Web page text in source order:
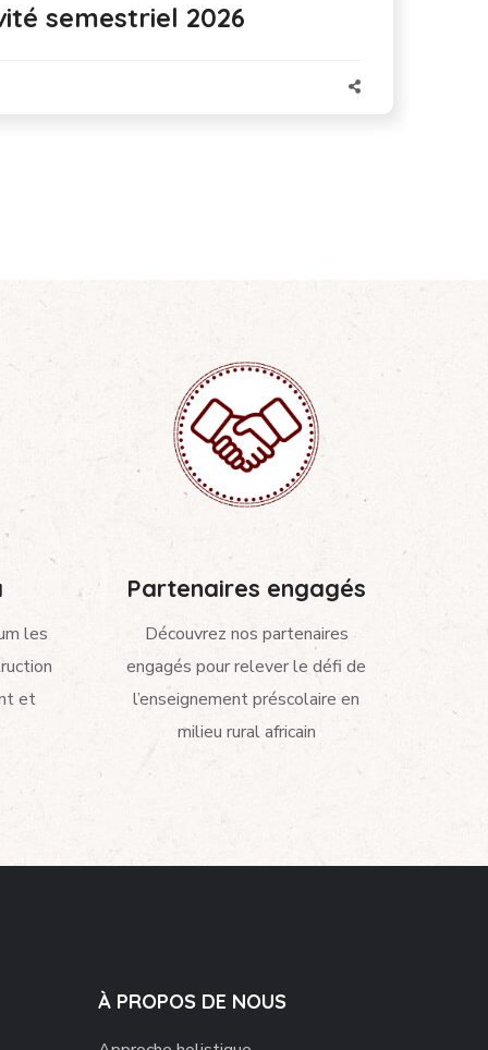
semestriel 2026
les
et
Partenaires engagés
Découvrez nos partenaires
engagés pour relever le défi de
l’enseignement préscolaire en
milieu rural africain
À PROPOS DE NOUS